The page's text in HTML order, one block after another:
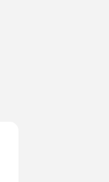
22, 2026